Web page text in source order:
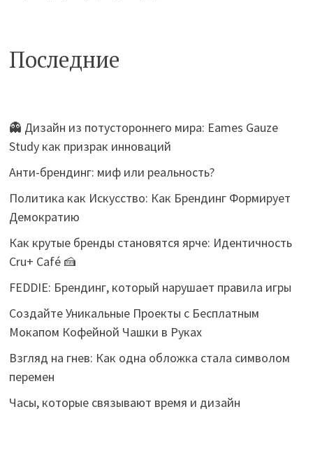
Последние
👻 Дизайн из потустороннего мира: Eames Gauze
Study как призрак инноваций
Анти-брендинг: миф или реальность?
Политика как Искусство: Как Брендинг Формирует
Демократию
Как крутые бренды становятся ярче: Идентичность
Cru+ Café 🍰
FEDDIE: Брендинг, который нарушает правила игры
Создайте Уникальные Проекты с Бесплатным
Мокапом Кофейной Чашки в Руках
Взгляд на гнев: Как одна обложка стала символом
перемен
Часы, которые связывают время и дизайн